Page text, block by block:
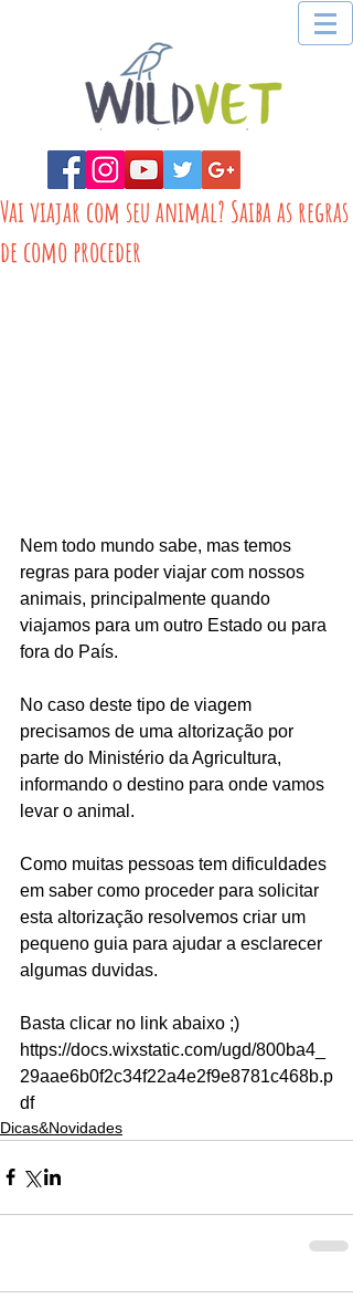
Vai viajar com seu animal? Saiba as regras
de como proceder
Nem todo mundo sabe, mas temos
regras para poder viajar com nossos
animais, principalmente quando
viajamos para um outro Estado ou para
fora do País.
No caso deste tipo de viagem
precisamos de uma altorização por
parte do Ministério da Agricultura,
informando o destino para onde vamos
levar o animal.
Como muitas pessoas tem dificuldades
em saber como proceder para solicitar
esta altorização resolvemos criar um
pequeno guia para ajudar a esclarecer
algumas duvidas.
Basta clicar no link abaixo ;)
https://docs.wixstatic.com/ugd/800ba4_
29aae6b0f2c34f22a4e2f9e8781c468b.p
df
Dicas&Novidades